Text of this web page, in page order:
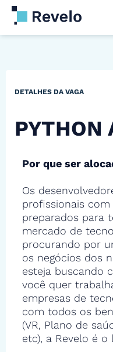
DETALHES DA VAGA
PYTHON
Por que ser
Os
profissionais
preparados para
mercado de
procurando por
os negócios dos
esteja buscando
você quer
empresas de
com todos os
(VR, Plano de
etc), a Revelo é